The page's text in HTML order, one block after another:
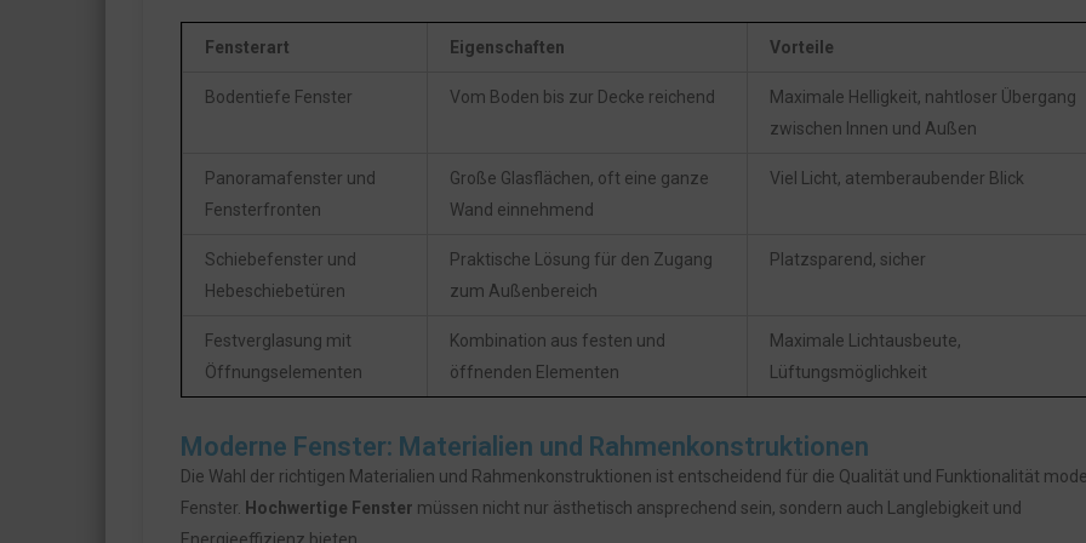
Fensterart Eigenschaften Vorteile
Bodentiefe Fenster Vom Boden bis zur Decke reichend
Maximale Helligkeit, nahtloser Übergang
zwischen Innen und Außen
Panoramafenster und
Fensterfronten
Große Glasflächen, oft eine ganze
Wand einnehmend
Viel Licht, atemberaubender Blick
Schiebefenster und
Hebeschiebetüren
Praktische Lösung für den Zugang
zum Außenbereich
Platzsparend, sicher
Festverglasung mit
Öffnungselementen
Kombination aus festen und
öffnenden Elementen
Maximale Lichtausbeute,
Lüftungsmöglichkeit
Moderne Fenster: Materialien und Rahmenkonstruktionen
Die Wahl der richtigen Materialien und Rahmenkonstruktionen ist entscheidend für die Qualität und Funktionalität
Fenster. Hochwertige Fenster müssen nicht nur ästhetisch ansprechend sein, sondern auch Langlebigkeit und
Energieeffizienz bieten.